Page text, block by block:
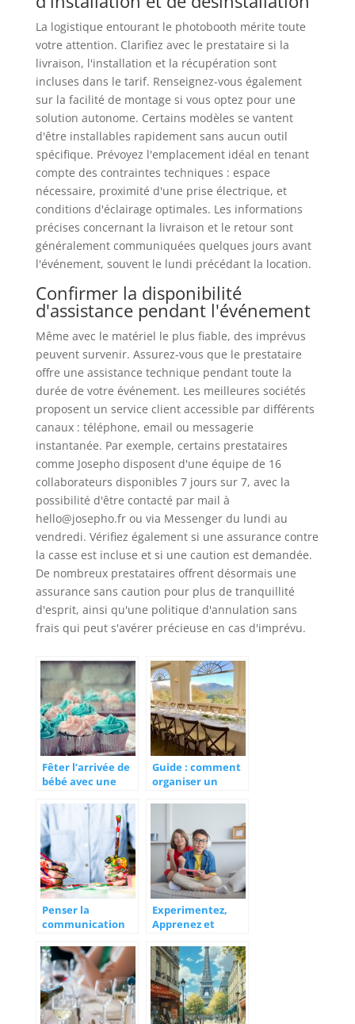
La logistique entourant le photobooth mérite toute
votre attention. Clarifiez avec le prestataire si la
livraison, l'installation et la récupération sont
incluses dans le tarif. Renseignez-vous également
sur la facilité de montage si vous optez pour une
solution autonome. Certains modèles se vantent
d'être installables rapidement sans aucun outil
spécifique. Prévoyez l'emplacement idéal en tenant
compte des contraintes techniques : espace
nécessaire, proximité d'une prise électrique, et
conditions d'éclairage optimales. Les informations
précises concernant la livraison et le retour sont
généralement communiquées quelques jours avant
l'événement, souvent le lundi précédant la location.
Confirmer la disponibilité
d'assistance pendant l'événement
Même avec le matériel le plus fiable, des imprévus
peuvent survenir. Assurez-vous que le prestataire
offre une assistance technique pendant toute la
durée de votre événement. Les meilleures sociétés
proposent un service client accessible par différents
canaux : téléphone, email ou messagerie
instantanée. Par exemple, certains prestataires
comme Josepho disposent d'une équipe de 16
collaborateurs disponibles 7 jours sur 7, avec la
possibilité d'être contacté par mail à
hello@josepho.frou via Messenger du lundi au
vendredi. Vérifiez également si une assurance contre
la casse est incluse et si une caution est demandée.
De nombreux prestataires offrent désormais une
assurance sans caution pour plus de tranquillité
d'esprit, ainsi qu'une politique d'annulation sans
frais qui peut s'avérer précieuse en cas d'imprévu.
Fêter l’arrivée de
bébé avec une
Guide : comment
organiser un
Penser la
communication
Experimentez,
Apprenez et
les jeux
scientifiques
ludiques